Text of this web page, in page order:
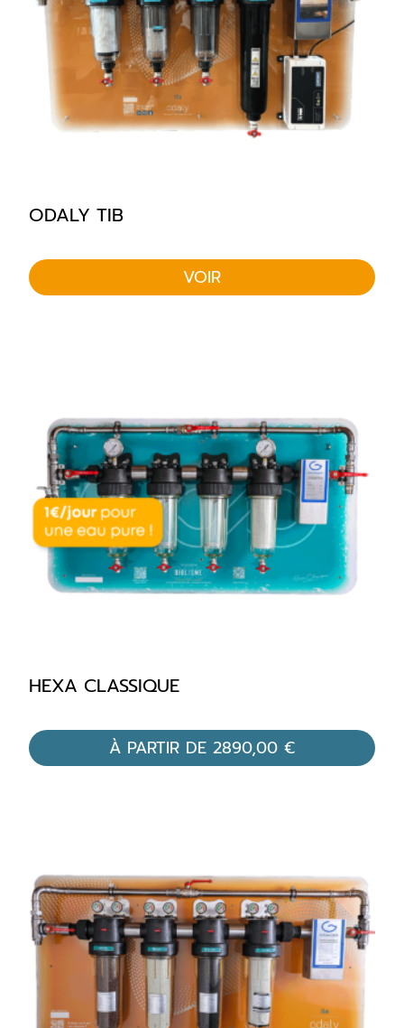
ODALY TIB
VOIR
HEXA CLASSIQUE
À PARTIR DE 2890,00 €